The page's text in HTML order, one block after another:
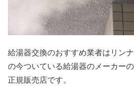
給湯器交換のおすすめ業者はリン
の今ついている給湯器のメーカー
正規販売店です。